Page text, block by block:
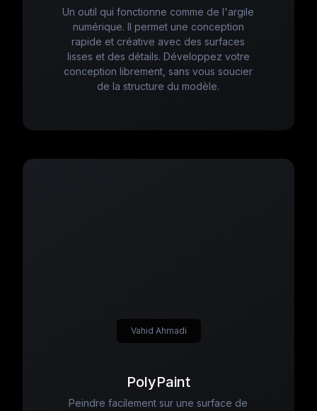
Un outil qui fonctionne comme de l'argile
numérique. Il permet une conception
rapide et créative avec des surfaces
lisses et des détails. Développez votre
conception librement, sans vous soucier
de la structure du modèle.
PolyPaint
Peindre facilement sur une surface de
Vahid Ahmadi